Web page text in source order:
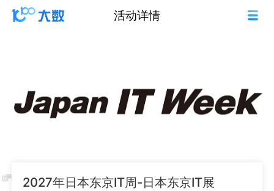
活动详情
2027年日本东京IT周-日本东京IT展